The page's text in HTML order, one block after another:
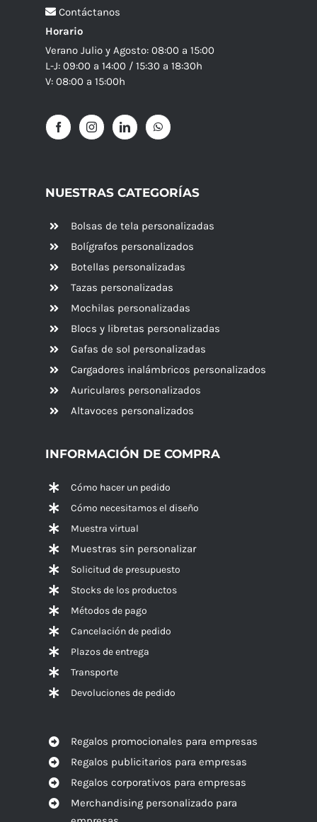
Contáctanos
Horario
Verano Julio y Agosto: 08:00 a 15:00
L-J: 09:00 a 14:00 / 15:30 a 18:30h
V: 08:00 a 15:00h
NUESTRAS CATEGORÍAS
Bolsas de tela personalizadas
Bolígrafos personalizados
Botellas personalizadas
Tazas personalizadas
Mochilas personalizadas
Blocs y libretas personalizadas
Gafas de sol personalizadas
Cargadores inalámbricos personalizados
Auriculares personalizados
Altavoces personalizados
INFORMACIÓN DE COMPRA
Cómo hacer un pedido
Cómo necesitamos el diseño
Muestra virtual
Muestras sin personalizar
Solicitud de presupuesto
Stocks de los productos
Métodos de pago
Cancelación de pedido
Plazos de entrega
Transporte
Devoluciones de pedido
Regalos promocionales para empresas
Regalos publicitarios para empresas
Regalos corporativos para empresas
Merchandising personalizado para